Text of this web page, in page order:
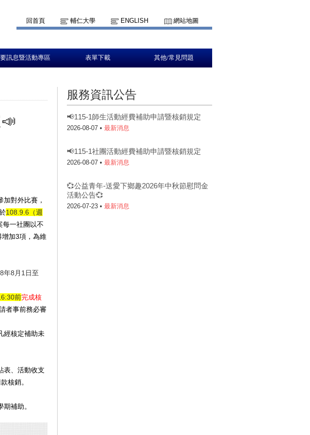
回首頁 輔仁大學 ENGLISH 網站地圖
訊息暨活動專區 表單下載 其他/常見問題
對外比賽，
108.9.6（週
每一社團以不
加3項，為維
年8月1日至
前完成核
者事前務必審
經核定補助未
表、活動收支
核銷。
補助。
服務資訊公告
📢115-1師生活動經費補助申請暨核銷規定
2026-08-07 • 最新消息
📢115-1社團活動經費補助申請暨核銷規定
2026-08-07 • 最新消息
💞公益青年-送愛下鄉趣2026年中秋節慰問金
活動公告💞
2026-07-23 • 最新消息